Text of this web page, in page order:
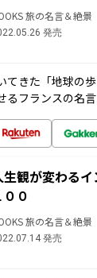
旅の名言＆絶景
発売
てきた「地球の
るフランスの名
生観が変わる
００
旅の名言＆絶景
発売